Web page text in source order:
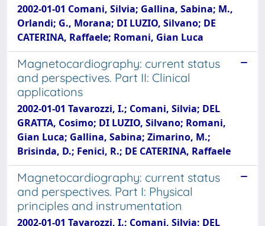
2002-01-01 Comani, Silvia; Gallina, Sabina; M.,
Orlandi; G., Morana; DI LUZIO, Silvano; DE
CATERINA, Raffaele; Romani, Gian Luca
Magnetocardiography: current status
and perspectives. Part II: Clinical
applications
2002-01-01 Tavarozzi, I.; Comani, Silvia; DEL
GRATTA, Cosimo; DI LUZIO, Silvano; Romani,
Gian Luca; Gallina, Sabina; Zimarino, M.;
Brisinda, D.; Fenici, R.; DE CATERINA, Raffaele
Magnetocardiography: current status
and perspectives. Part I: Physical
principles and instrumentation
2002-01-01 Tavarozzi, I.; Comani, Silvia; DEL